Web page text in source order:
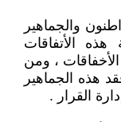
والجماهير
الأتفاقات
، ومن
هذه الجماهير
القرار .